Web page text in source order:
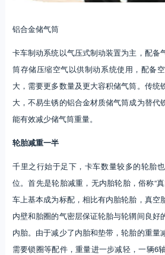
铝合金储气筒
卡车制动系统以气压式制动装置为主，配备
筒存储压缩空气以供制动系统使用，配备
大，需要更多数量及更大容积储气筒。传统
大，不易生锈的铝合金材质储气筒成为替代
能有效减少储气筒重量。
轮胎减重一半
千里之行始于足下，卡车数量较多的轮胎
位。首先是轮胎减重，无内胎轮胎，俗称“
车上基本成为标配，相比有内胎轮胎，真空
内壁和胎圈的气密层保证轮胎与轮辋间良好
内胎。由于减少了内胎和垫带，轮胎的重量
需要锁圈等配件，重量进一步减轻，一辆6